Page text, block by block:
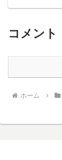
コメント
ホーム